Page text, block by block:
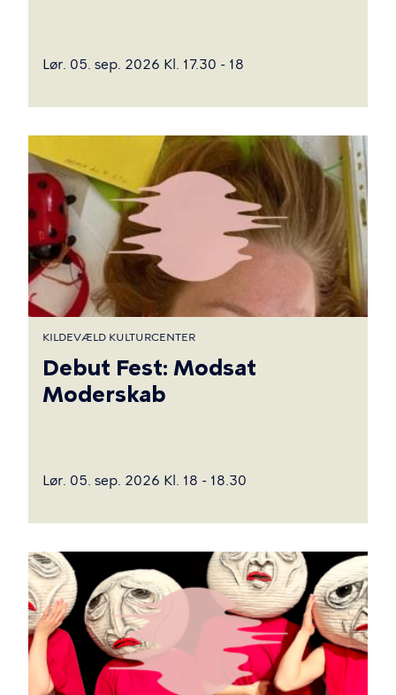
Lør. 05. sep. 2026 Kl. 17.30 - 18
KILDEVÆLD KULTURCENTER
Debut Fest: Modsat
Moderskab
Lør. 05. sep. 2026 Kl. 18 - 18.30